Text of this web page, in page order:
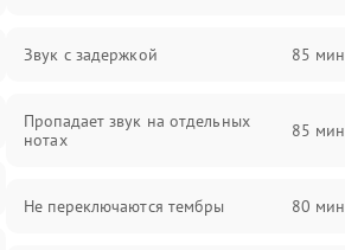
Звук с задержкой 85 мин
Пропадает звук на отдельных
нотах
85 мин
Не переключаются тембры 80 мин